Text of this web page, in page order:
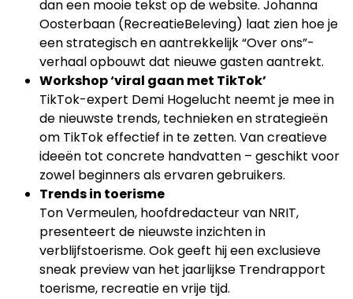
dan een mooie tekst op de website. Johanna
Oosterbaan (RecreatieBeleving) laat zien hoe je
een strategisch en aantrekkelijk “Over ons”-
verhaal opbouwt dat nieuwe gasten aantrekt.
Workshop ‘viral gaan met TikTok’
TikTok-expert Demi Hogelucht neemt je mee in
de nieuwste trends, technieken en strategieën
om TikTok effectief in te zetten. Van creatieve
ideeën tot concrete handvatten – geschikt voor
zowel beginners als ervaren gebruikers.
Trends in toerisme
Ton Vermeulen, hoofdredacteur van NRIT,
presenteert de nieuwste inzichten in
verblijfstoerisme. Ook geeft hij een exclusieve
sneak preview van het jaarlijkse Trendrapport
toerisme, recreatie en vrije tijd.